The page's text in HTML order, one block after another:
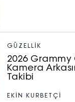
GÜZELLIK
2026 Grammy
Kamera
Takibi
EKİN KURBETÇİ